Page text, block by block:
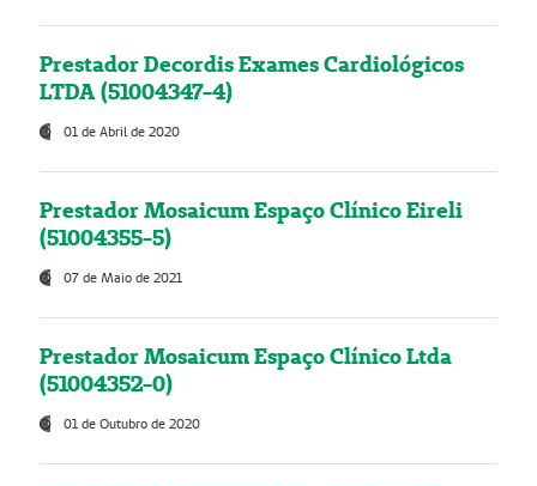
Prestador Decordis Exames Cardiológicos
LTDA (51004347-4)
01 de Abril de 2020
Prestador Mosaicum Espaço Clínico Eireli
(51004355-5)
07 de Maio de 2021
Prestador Mosaicum Espaço Clínico Ltda
(51004352-0)
01 de Outubro de 2020